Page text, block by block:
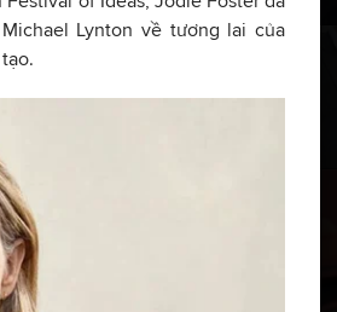
Lynton về tương lai của